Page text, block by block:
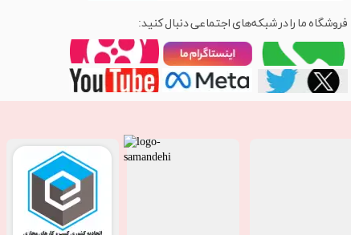
فروشگاه ما را در شبکه‌های اجتماعی دنبال کنید: